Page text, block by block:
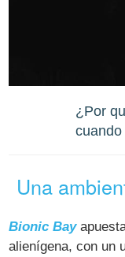
¿Por
Una
Bionic Bay
alienígena, con un